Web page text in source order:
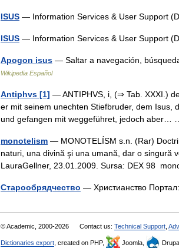
ISUS — Information Services & User Support
ISUS — Information Services & User Support
Apogon isus — Saltar a navegación,
Wikipedia Español
Antiphvs [1] — ANTIPHVS, i, (⇒ Tab. XXXI.)
er mit seinem unechten Stiefbruder, dem Isus,
und gefangen mit weggeführet, jedoch aber…
monotelism — MONOTELÍSM s.n. (Rar)
naturi, una divină şi una umană, dar o singură
LauraGellner, 23.01.2009. Sursa: DEX 98
Старообрядчество — Христианство
© Academic, 2000-2026 Contact us: Technical Support
Dictionaries export , created on PHP, Joomla,